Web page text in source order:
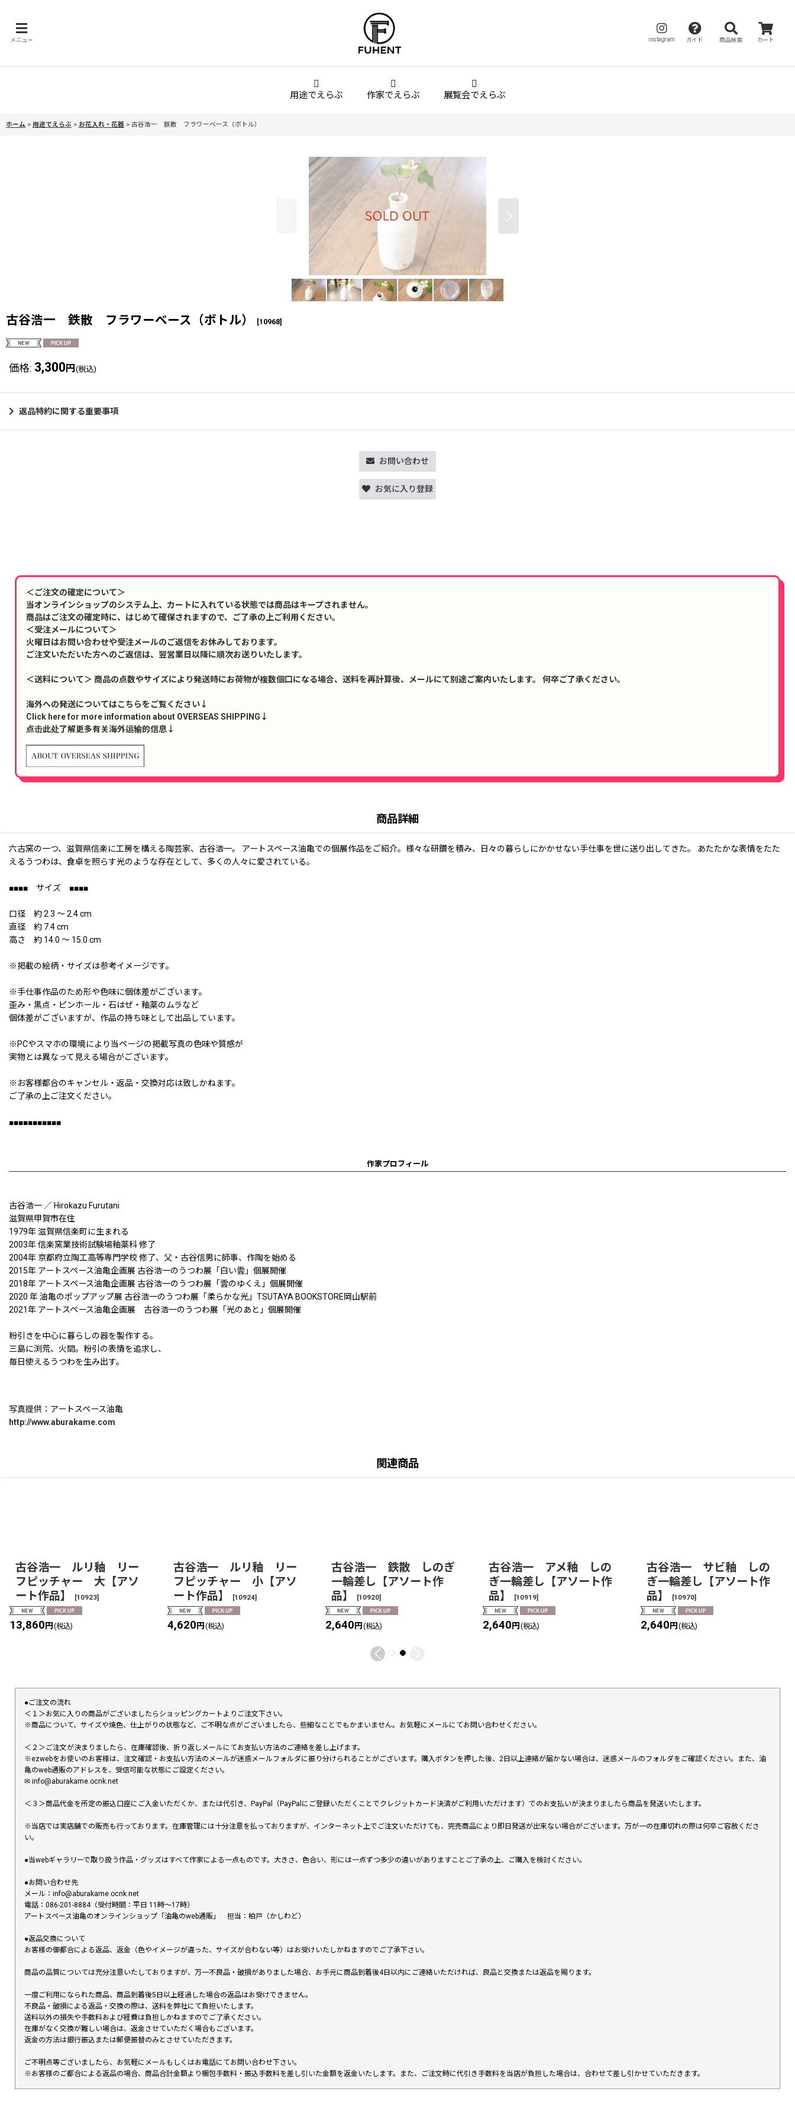
メニュー instagram ガイド 商品検索 カート
用途でえらぶ 作家でえらぶ 展覧会でえらぶ
ホーム > 用途でえらぶ > お花入れ・花器 > 古谷浩一 鉄散 フラワーベース（ボトル）
古谷浩一 鉄散 フラワーベース（ボトル） [10968]
価格: 3,300 円 (税込)
返品特約に関する重要事項
お問い合わせ
お気に入り登録
＜ご注文の確定について＞
当オンラインショップのシステム上、カートに入れている状態では商品はキープされません。
商品はご注文の確定時に、はじめて確保されますので、ご了承の上ご利用ください。
＜受注メールについて＞
火曜日はお問い合わせや受注メールのご返信をお休みしております。
ご注文いただいた方へのご返信は、翌営業日以降に順次お送りいたします。
＜送料について＞ 商品の点数やサイズにより発送時にお荷物が複数個口になる場合、送料を再計算後、メールにて別途ご案内いたします。 何卒ご了承ください。
海外への発送についてはこちらをご覧ください↓
Click here for more information about OVERSEAS SHIPPING↓
点击此处了解更多有关海外运输的信息↓
商品詳細
六古窯の一つ、滋賀県信楽に工房を構える陶芸家、古谷浩一。 アートスペース油亀での個展作品をご紹介。様々な研鑽を積み、日々の暮らしにかかせない手仕事を世に送り出してきた。 あたたかな表情をたた
えるうつわは、食卓を照らす光のような存在として、多くの人々に愛されている。
■■■■ サイズ ■■■■
口径 約 2.3 〜 2.4 cm
直径 約 7.4 cm
高さ 約 14.0 〜 15.0 cm
※掲載の絵柄・サイズは参考イメージです。
※手仕事作品のため形や色味に個体差がございます。
歪み・黒点・ピンホール・石はぜ・釉薬のムラなど
個体差がございますが、作品の持ち味として出品しています。
※PCやスマホの環境により当ページの掲載写真の色味や質感が
実物とは異なって見える場合がございます。
※お客様都合のキャンセル・返品・交換対応は致しかねます。
ご了承の上ご注文ください。
■■■■■■■■■■■
作家プロフィール
古谷浩一 ／ Hirokazu Furutani
滋賀県甲賀市在住
1979年 滋賀県信楽町に生まれる
2003年 信楽窯業技術試験場釉薬科 修了
2004年 京都府立陶工高等専門学校 修了、父・古谷信男に師事、作陶を始める
2015年 アートスペース油亀企画展 古谷浩一のうつわ展「白い雲」個展開催
2018年 アートスペース油亀企画展 古谷浩一のうつわ展「雲のゆくえ」個展開催
2020 年 油亀のポップアップ展 古谷浩一のうつわ展「柔らかな光」TSUTAYA BOOKSTORE岡山駅前
2021年 アートスペース油亀企画展 古谷浩一のうつわ展「光のあと」個展開催
粉引きを中心に暮らしの器を製作する。
三島に渕荒、火間。粉引の表情を追求し、
毎日使えるうつわを生み出す。
写真提供：アートスペース油亀
http://www.aburakame.com
関連商品
古谷浩一 ルリ釉 リー
フピッチャー 大【アソ
ート作品】
[10923]
13,860円 (税込)
古谷浩一 ルリ釉 リー
フピッチャー 小【アソ
ート作品】
[10924]
4,620円 (税込)
古谷浩一 鉄散 しのぎ
一輪差し【アソート作
品】
[10920]
2,640円 (税込)
古谷浩一 アメ釉 しの
ぎ一輪差し【アソート作
品】
[10919]
2,640円 (税込)
古谷浩一 サビ釉 しの
ぎ一輪差し【アソート作
品】
[10970]
2,640円 (税込)
●ご注文の流れ
＜１＞お気に入りの商品がございましたらショッピングカートよりご注文下さい。
※商品について、サイズや焼色、仕上がりの状態など、ご不明な点がございましたら、些細なことでもかまいません。お気軽にメールにてお問い合わせください。
＜２＞ご注文が決まりましたら、在庫確認後、折り返しメールにてお支払い方法のご連絡を差し上げます。
※ezwebをお使いのお客様は、注文確認・お支払い方法のメールが迷惑メールフォルダに振り分けられることがございます。購入ボタンを押した後、2日以上連絡が届かない場合は、迷惑メールのフォルダをご確認ください。また、油
亀のweb通販のアドレスを、受信可能な状態にご設定ください。
✉︎ info@aburakame.ocnk.net
＜３＞商品代金を所定の振込口座にご入金いただくか、または代引き、PayPal（PayPalにご登録いただくことでクレジットカード決済がご利用いただけます）でのお支払いが決まりましたら商品を発送いたします。
※当店では実店舗での販売も行っております。在庫管理には十分注意を払っておりますが、インターネット上でご注文いただけても、完売商品により即日発送が出来ない場合がございます。万が一の在庫切れの際は何卒ご容赦くださ
い。
●当webギャラリーで取り扱う作品・グッズはすべて作家による一点ものです。大きさ、色合い、形には一点ずつ多少の違いがありますことご了承の上、ご購入を検討ください。
●お問い合わせ先
メール：info@aburakame.ocnk.net
電話：086-201-8884（受付時間：平日 11時〜17時）
アートスペース油亀のオンラインショップ「油亀のweb通販」 担当：柏戸（かしわど）
●返品交換について
お客様の御都合による返品、返金（色やイメージが違った、サイズが合わない等）はお受けいたしかねますのでご了承下さい。
商品の品質については充分注意いたしておりますが、万一不良品・破損がありました場合、お手元に商品到着後4日以内にご連絡いただければ、良品と交換または返品を賜ります。
一度ご利用になられた商品、商品到着後5日以上経過した場合の返品はお受けできません。
不良品・破損による返品・交換の際は、送料を弊社にて負担いたします。
送料以外の損失や手数料および経費は負担しかねますのでご了承ください。
在庫がなく交換が難しい場合は、返金させていただく場合もございます。
返金の方法は銀行振込または郵便振替のみとさせていただきます。
ご不明点等ございましたら、お気軽にメールもしくはお電話にてお問い合わせ下さい。
※お客様のご都合による返品の場合、商品合計金額より梱包手数料・振込手数料を差し引いた金額を返金いたします。また、ご注文時に代引き手数料を当店が負担した場合は、合わせて差し引かせていただきます。